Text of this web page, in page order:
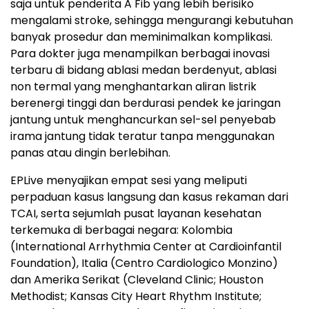
saja untuk penderita A Fib yang lebih berisiko
mengalami stroke, sehingga mengurangi kebutuhan
banyak prosedur dan meminimalkan komplikasi.
Para dokter juga menampilkan berbagai inovasi
terbaru di bidang ablasi medan berdenyut, ablasi
non termal yang menghantarkan aliran listrik
berenergi tinggi dan berdurasi pendek ke jaringan
jantung untuk menghancurkan sel-sel penyebab
irama jantung tidak teratur tanpa menggunakan
panas atau dingin berlebihan.
EPLive menyajikan empat sesi yang meliputi
perpaduan kasus langsung dan kasus rekaman dari
TCAI, serta sejumlah pusat layanan kesehatan
terkemuka di berbagai negara: Kolombia
(International Arrhythmia Center at Cardioinfantil
Foundation), Italia (Centro Cardiologico Monzino)
dan Amerika Serikat (Cleveland Clinic; Houston
Methodist; Kansas City Heart Rhythm Institute;